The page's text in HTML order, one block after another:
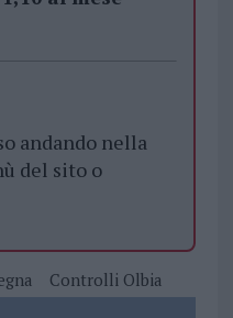
andando nella
del sito o
Controlli Olbia